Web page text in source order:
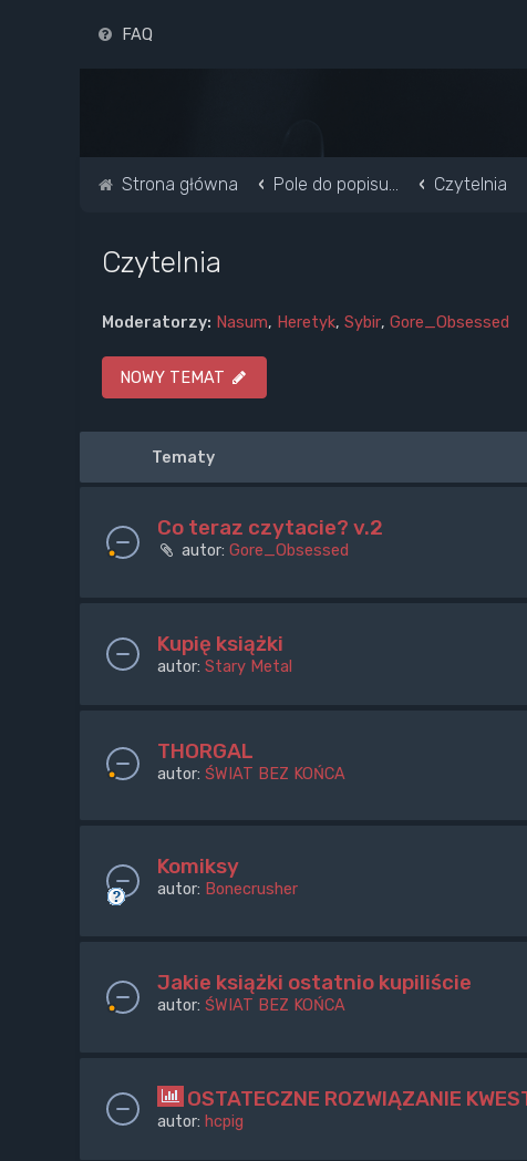
FAQ
Strona główna Pole do popisu... Czytelnia
Czytelnia
Moderatorzy: Nasum, Heretyk, Sybir, Gore_Obsessed
NOWY TEMAT
Tematy
Co teraz czytacie? v.2
autor: Gore_Obsessed
Kupię książki
autor: Stary Metal
THORGAL
autor: ŚWIAT BEZ KOŃCA
Komiksy
autor: Bonecrusher
Jakie książki ostatnio kupiliście
autor: ŚWIAT BEZ KOŃCA
OSTATECZNE ROZWIĄZANIE
autor: hcpig